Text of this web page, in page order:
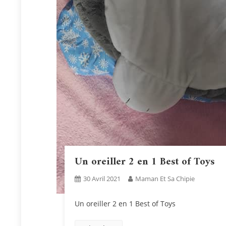
Un oreiller 2 en 1 Best of Toys
30 Avril 2021 Maman Et Sa Chipie
Un oreiller 2 en 1 Best of Toys